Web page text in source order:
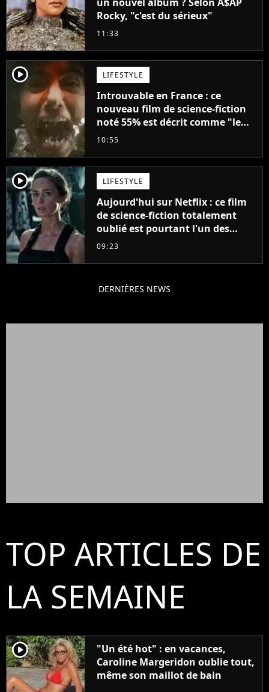
Rocky, "c'est du sérieux"
11:33
player2 LIFESTYLE
Introuvable en France : ce
nouveau film de science-fiction
noté 55% est décrit comme "le
plus stupide de l'année"
10:55
player2 LIFESTYLE
Aujourd'hui sur Netflix : ce film
de science-fiction totalement
oublié est pourtant l'un des
meilleurs des années 2010
09:23
DERNIÈRES NEWS
TOP ARTICLES DE
LA SEMAINE
player2
"Un été hot" : en vacances,
Caroline Margeridon oublie tout,
même son maillot de bain